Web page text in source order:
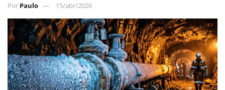
Por Paulo 15/abr/2026